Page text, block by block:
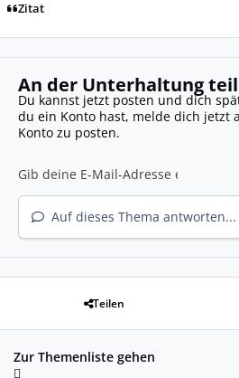
Zitat
An der Unterhaltung
Du kannst jetzt posten und dich
du ein Konto hast, melde dich jetzt
Konto zu posten.
Auf dieses Thema antworten...
Teilen
Zur Themenliste gehen